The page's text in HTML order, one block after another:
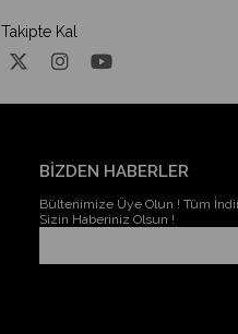
Takipte Kal
BİZDEN HABERLER
Bültenimize Üye Olun ! Tüm
Sizin Haberiniz Olsun !